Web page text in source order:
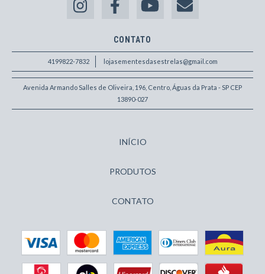
CONTATO
4199822-7832 lojasementesdasestrelas@gmail.com
Avenida Armando Salles de Oliveira, 196, Centro, Águas da Prata - SP CEP
13890-027
INÍCIO
PRODUTOS
CONTATO